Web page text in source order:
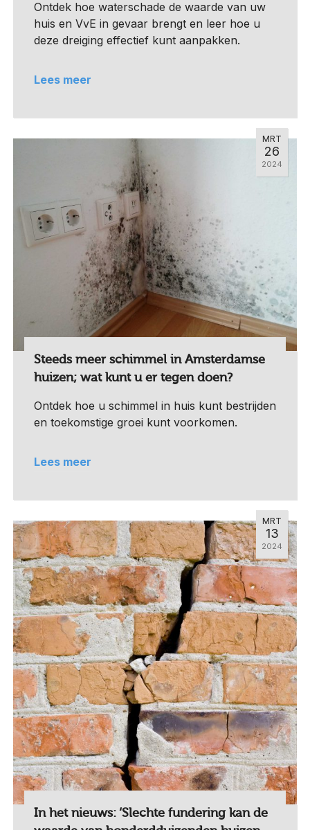
Ontdek hoe waterschade de waarde van uw
huis en VvE in gevaar brengt en leer hoe u
deze dreiging effectief kunt aanpakken.
Lees meer
MRT
26
2024
Steeds meer schimmel in Amsterdamse
huizen; wat kunt u er tegen doen?
Ontdek hoe u schimmel in huis kunt bestrijden
en toekomstige groei kunt voorkomen.
Lees meer
MRT
13
2024
In het nieuws: ‘Slechte fundering kan de